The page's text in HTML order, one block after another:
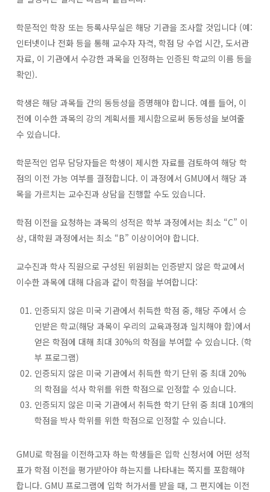
학문적인 학장 또는 등록사무실은 해당 기관을 조사할 것입니다 (예:
인터넷이나 전화 등을 통해 교수자 자격, 학점 당 수업 시간, 도서관
자료, 이 기관에서 수강한 과목을 인정하는 인증된 학교의 이름 등을
확인).
학생은 해당 과목들 간의 동등성을 증명해야 합니다. 예를 들어, 이
전에 이수한 과목의 강의 계획서를 제시함으로써 동등성을 보여줄
수 있습니다.
학문적인 업무 담당자들은 학생이 제시한 자료를 검토하여 해당 학
점의 이전 가능 여부를 결정합니다. 이 과정에서 GMU에서 해당 과
목을 가르치는 교수진과 상담을 진행할 수도 있습니다.
학점 이전을 요청하는 과목의 성적은 학부 과정에서는 최소 “C” 이
상, 대학원 과정에서는 최소 “B” 이상이어야 합니다.
교수진과 학사 직원으로 구성된 위원회는 인증받지 않은 학교에서
이수한 과목에 대해 다음과 같이 학점을 부여합니다:
인증되지 않은 미국 기관에서 취득한 학점 중, 해당 주에서 승
인받은 학교(해당 과목이 우리의 교육과정과 일치해야 함)에서
얻은 학점에 대해 최대 30%의 학점을 부여할 수 있습니다. (학
부 프로그램)
인증되지 않은 미국 기관에서 취득한 학기 단위 중 최대 20%
의 학점을 석사 학위를 위한 학점으로 인정할 수 있습니다.
인증되지 않은 미국 기관에서 취득한 학기 단위 중 최대 10개의
학점을 박사 학위를 위한 학점으로 인정할 수 있습니다.
GMU로 학점을 이전하고자 하는 학생들은 입학 신청서에 어떤 성적
표가 학점 이전을 평가받아야 하는지를 나타내는 쪽지를 포함해야
합니다. GMU 프로그램에 입학 허가서를 받을 때, 그 편지에는 이전